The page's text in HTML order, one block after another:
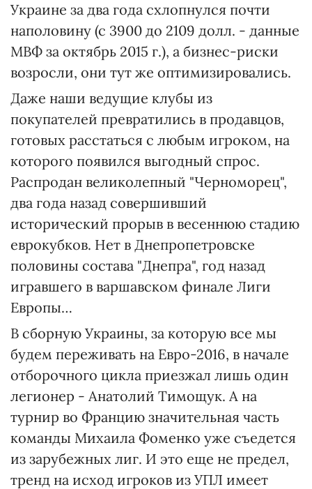
Украине за два года схлопнулся почти
наполовину (с 3900 до 2109 долл. - данные
МВФ за октябрь 2015 г.), а бизнес-риски
возросли, они тут же оптимизировались.
Даже наши ведущие клубы из
покупателей превратились в продавцов,
готовых расстаться с любым игроком, на
которого появился выгодный спрос.
Распродан великолепный "Черноморец",
два года назад совершивший
исторический прорыв в весеннюю стадию
еврокубков. Нет в Днепропетровске
половины состава "Днепра", год назад
игравшего в варшавском финале Лиги
Европы…
В сборную Украины, за которую все мы
будем переживать на Евро-2016, в начале
отборочного цикла приезжал лишь один
легионер - Анатолий Тимощук. А на
турнир во Францию значительная часть
команды Михаила Фоменко уже съедется
из зарубежных лиг. И это еще не предел,
тренд на исход игроков из УПЛ имеет